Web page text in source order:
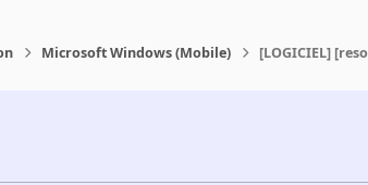
Microsoft Windows (Mobile) [LOGICIEL]